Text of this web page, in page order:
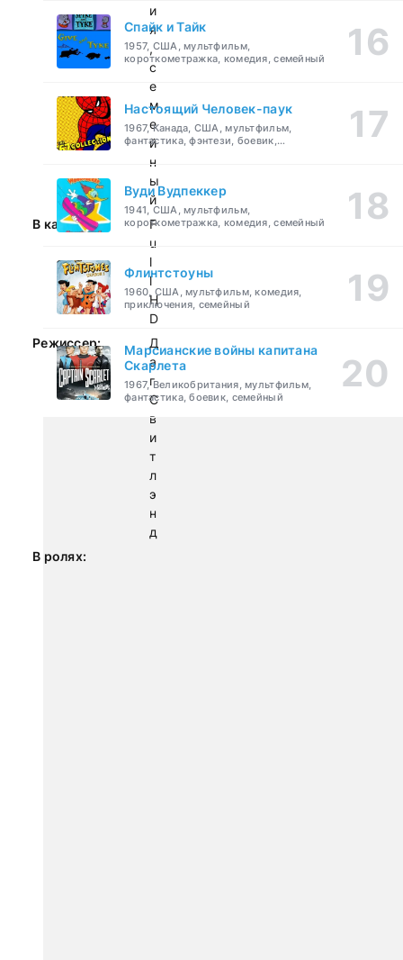
и
я
,
с
е
м
е
й
н
ы
й
В качестве:
F
u
l
l
H
D
Режиссер:
Д
а
г
С
в
и
т
л
э
н
д
В ролях:
Спайк и Тайк
1957, США, мультфильм,
короткометражка, комедия, семейный
Настоящий Человек-паук
1967, Канада, США, мультфильм,
фантастика, фэнтези, боевик,
Вуди Вудпеккер
1941, США, мультфильм,
короткометражка, комедия, семейный
Флинтстоуны
1960, США, мультфильм, комедия,
приключения, семейный
Марсианские войны капитана
Скарлета
1967, Великобритания, мультфильм,
фантастика, боевик, семейный